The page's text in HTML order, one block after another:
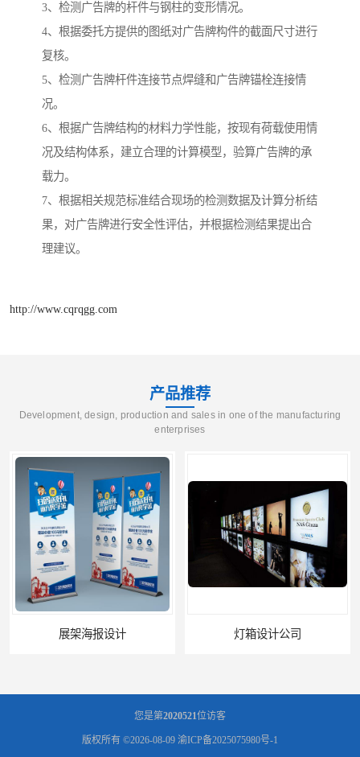
3、检测广告牌的杆件与钢柱的变形情况。
4、根据委托方提供的图纸对广告牌构件的截面尺寸进行
复核。
5、检测广告牌杆件连接节点焊缝和广告牌锚栓连接情
况。
6、根据广告牌结构的材料力学性能，按现有荷载使用情
况及结构体系，建立合理的计算模型，验算广告牌的承
载力。
7、根据相关规范标准结合现场的检测数据及计算分析结
果，对广告牌进行安全性评估，并根据检测结果提出合
理建议。
http://www.cqrqgg.com
产品推荐
Development, design, production and sales in one of the manufacturing
enterprises
展架海报设计 灯箱设计公司
您是第2020521位访客
版权所有 ©2026-08-09 渝ICP备2025075980号-1